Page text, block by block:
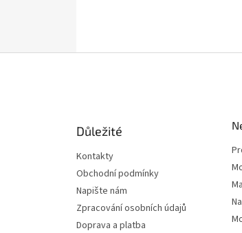
Důležité
Kontakty
Obchodní podmínky
Napište nám
Zpracování osobních údajů
Doprava a platba